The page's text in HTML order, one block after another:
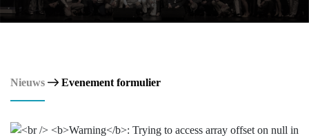
Nieuws Evenement formulier